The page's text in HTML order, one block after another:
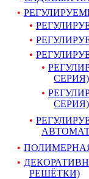
СЕРИЯ)
СЕРИЯ)
РЕШЁТКИ)